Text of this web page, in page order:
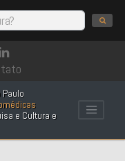
Paulo
e Cultura e